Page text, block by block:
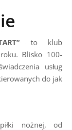
to klub
Blisko 100-
usług
do jak
nożnej, od